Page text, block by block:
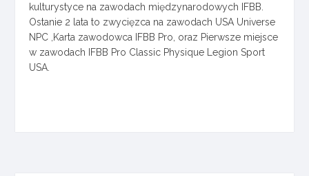
kulturystyce na zawodach międzynarodowych IFBB.
Ostanie 2 lata to zwycięzca na zawodach USA Universe
NPC ,Karta zawodowca IFBB Pro, oraz Pierwsze miejsce
w zawodach IFBB Pro Classic Physique Legion Sport
USA.